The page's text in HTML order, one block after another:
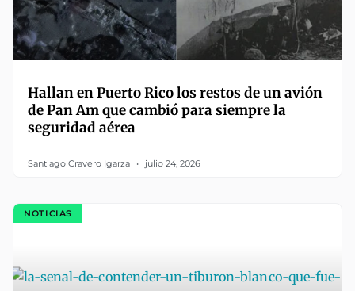
Hallan en Puerto Rico los restos de un avión
de Pan Am que cambió para siempre la
seguridad aérea
Santiago Cravero Igarza julio 24, 2026
NOTICIAS